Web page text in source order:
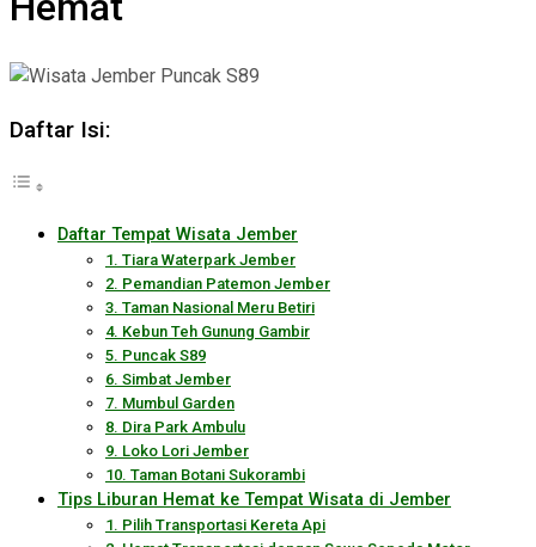
Daftar Isi:
Daftar Tempat Wisata Jember
1. Tiara Waterpark Jember
2. Pemandian Patemon Jember
3. Taman Nasional Meru Betiri
4. Kebun Teh Gunung Gambir
5. Puncak S89
6. Simbat Jember
7. Mumbul Garden
8. Dira Park Ambulu
9. Loko Lori Jember
10. Taman Botani Sukorambi
Tips Liburan Hemat ke Tempat Wisata di Jember
1. Pilih Transportasi Kereta Api